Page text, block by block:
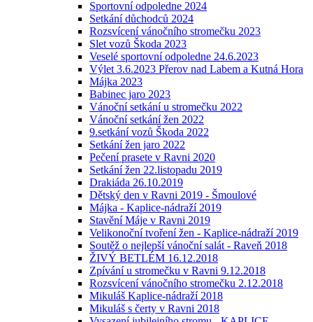
Sportovní odpoledne 2024
Setkání důchodců 2024
Rozsvícení vánočního stromečku 2023
Slet vozů Škoda 2023
Veselé sportovní odpoledne 24.6.2023
Výlet 3.6.2023 Přerov nad Labem a Kutná Hora
Májka 2023
Babinec jaro 2023
Vánoční setkání u stromečku 2022
Vánoční setkání žen 2022
9.setkání vozů Škoda 2022
Setkání žen jaro 2022
Pečení prasete v Ravni 2020
Setkání žen 22.listopadu 2019
Drakiáda 26.10.2019
Dětský den v Ravni 2019 - Šmoulové
Májka - Kaplice-nádraží 2019
Stavění Máje v Ravni 2019
Velikonoční tvoření žen - Kaplice-nádraží 2019
Soutěž o nejlepší vánoční salát - Raveň 2018
ŽIVÝ BETLÉM 16.12.2018
Zpívání u stromečku v Ravni 9.12.2018
Rozsvícení vánočního stromečku 2.12.2018
Mikuláš Kaplice-nádraží 2018
Mikuláš s čerty v Ravni 2018